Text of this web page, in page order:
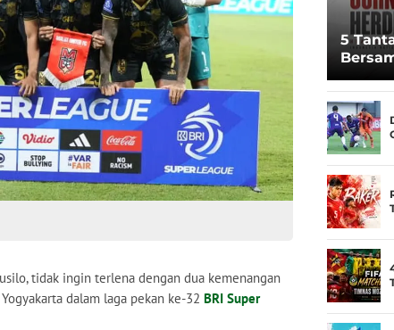
tidak ingin terlena dengan dua kemenangan
dalam laga pekan ke-32 BRI Super
5
Juara